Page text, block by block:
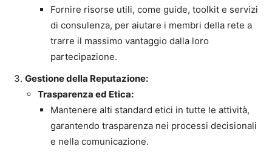
Fornire risorse utili, come guide, toolkit e servizi
di consulenza, per aiutare i membri della rete a
trarre il massimo vantaggio dalla loro
partecipazione.
Gestione della Reputazione:
Trasparenza ed Etica:
Mantenere alti standard etici in tutte le attività,
garantendo trasparenza nei processi decisionali
e nella comunicazione.